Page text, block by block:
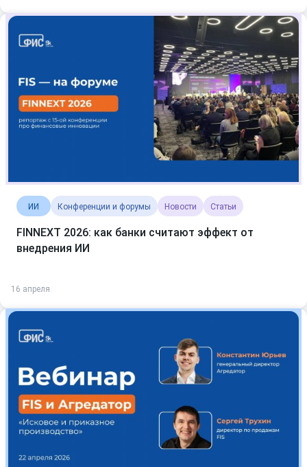
ИИ Конференции и форумы Новости Статьи
FINNEXT 2026: как банки считают эффект от
внедрения ИИ
16 апреля